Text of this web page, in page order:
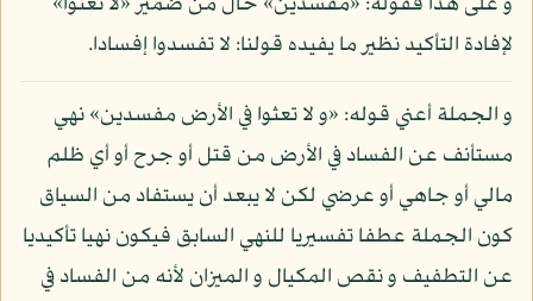
لإفادة التأكيد نظير ما يفيده قولنا: لا تفسدوا إفسادا.
و الجملة أعني قوله: «و لا تعثوا في الأرض مفسدين» نهي
مستأنف عن الفساد في الأرض من قتل أو جرح أو أي ظلم
مالي أو جاهي أو عرضي لكن لا يبعد أن يستفاد من السياق
كون الجملة عطفا تفسيريا للنهي السابق فيكون نهيا تأكيديا
عن التطفيف و نقص المكيال و الميزان لأنه من الفساد في